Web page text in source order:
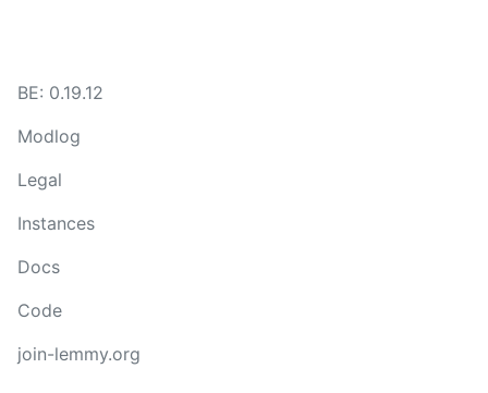
BE: 0.19.12
Modlog
Legal
Instances
Docs
Code
join-lemmy.org